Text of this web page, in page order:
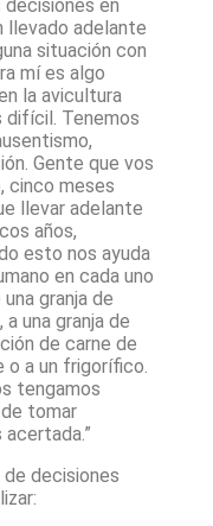
en
llevado adelante
situación con
mí es algo
la avicultura
difícil. Tenemos
Gente que vos
cinco meses
llevar adelante
años,
esto nos ayuda
en cada uno
granja de
una granja de
de carne de
o a un frigorífico.
tengamos
tomar
decisiones